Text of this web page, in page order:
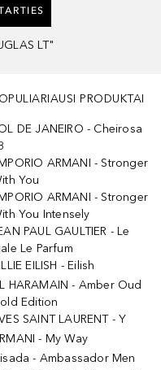
LT"
PRODUKTAI
DE JANEIRO - Cheirosa
ARMANI - Stronger
You
ARMANI - Stronger
You Intensely
PAUL GAULTIER - Le
Le Parfum
EILISH - Eilish
HARAMAIN - Amber Oud
Edition
SAINT LAURENT - Y
- My Way
- Ambassador Men